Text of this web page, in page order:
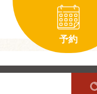
予約